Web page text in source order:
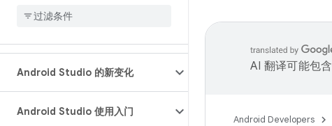
Android Studio 的新变化
Android Studio 使用入门
AI 翻译可能包含
Android Developers